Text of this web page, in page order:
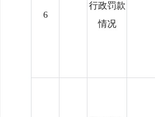
6
行政罚款
情况